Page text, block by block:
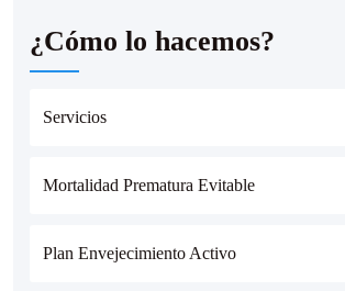
¿Cómo lo hacemos?
Servicios
Mortalidad Prematura Evitable
Plan Envejecimiento Activo